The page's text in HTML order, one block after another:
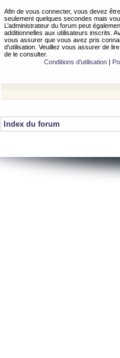
Afin de vous connecter, vous devez
seulement quelques secondes mais
L’administrateur du forum peut
additionnelles aux utilisateurs inscrits.
vous assurer que vous avez pris
d’utilisation. Veuillez vous assurer de
de le consulter.
Conditions d’utilisation|
Index du forum